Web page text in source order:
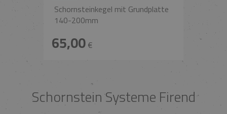
Schornsteinkegel mit Grundplatte
140-200mm
65,00€
Schornstein Systeme Firend